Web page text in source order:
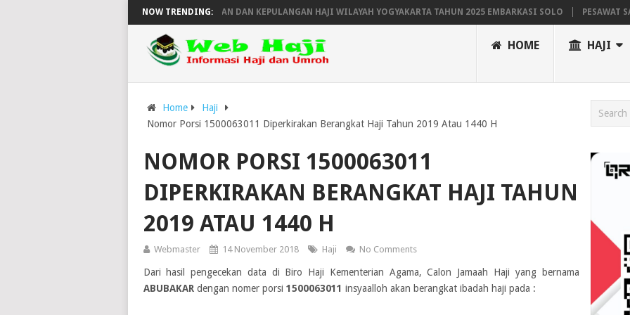
NOW TRENDING:
JADWAL KEBERANGKATAN DAN KEPULANGAN HAJI WILAYAH YOGYAKARTA TAHUN 2025 EMBARKASI SOLO PESAWAT
HOME HAJI
Home
Haji
Nomor Porsi 1500063011 Diperkirakan Berangkat Haji Tahun 2019 Atau 1440 H
NOMOR PORSI 1500063011
DIPERKIRAKAN BERANGKAT HAJI TAHUN
2019 ATAU 1440 H
Webmaster 14 November 2018 Haji No Comments
Dari hasil pengecekan data di Biro Haji Kementerian Agama, Calon Jamaah Haji yang bernama
ABUBAKARdengan nomer porsi 1500063011 insyaalloh akan berangkat ibadah haji pada :